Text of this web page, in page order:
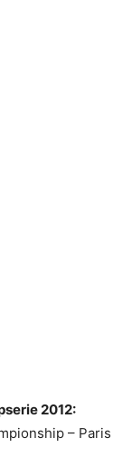
2012:
– Paris